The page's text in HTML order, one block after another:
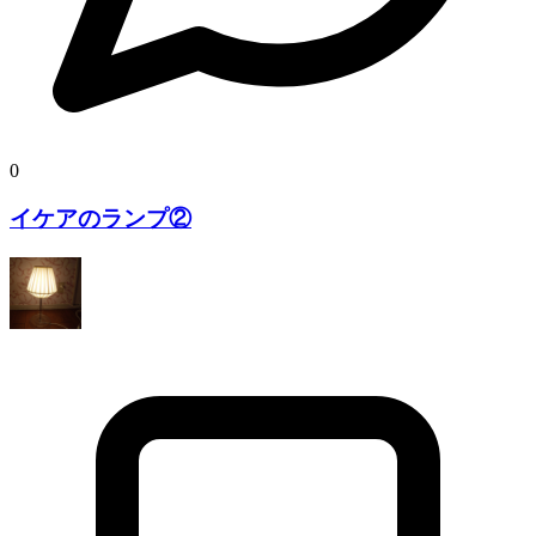
0
イケアのランプ②